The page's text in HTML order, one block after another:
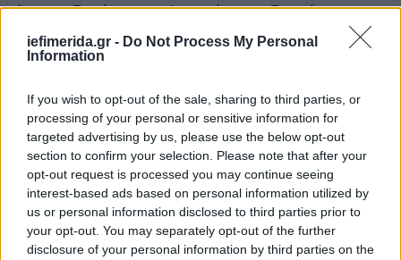
iefimerida.gr - Do Not Process My Personal
Information
If you wish to opt-out of the sale, sharing to third parties, or
processing of your personal or sensitive information for
targeted advertising by us, please use the below opt-out
section to confirm your selection. Please note that after your
opt-out request is processed you may continue seeing
interest-based ads based on personal information utilized by
us or personal information disclosed to third parties prior to
your opt-out. You may separately opt-out of the further
disclosure of your personal information by third parties on the
Άγκυρα -Το μήνυμα της Λευκωσίας στην Τουρκία